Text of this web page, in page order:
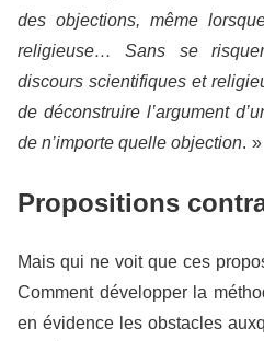
des objections, même
religieuse… Sans se
discours scientifiques et
de déconstruire l’argument
de n’importe quelle objection. »
Propositions
Mais qui ne voit que ces
Comment développer la
en évidence les obstacles